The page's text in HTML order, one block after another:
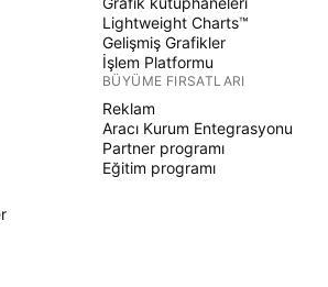
Lightweight Charts™
Gelişmiş Grafikler
İşlem Platformu
BÜYÜME FIRSATLARI
Reklam
Aracı Kurum Entegrasyonu
Partner programı
Eğitim programı